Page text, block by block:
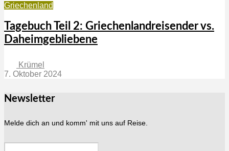
Griechenland
Tagebuch Teil 2: Griechenlandreisender vs.
Daheimgebliebene
Krümel
7. Oktober 2024
Newsletter
Melde dich an und komm' mit uns auf Reise.